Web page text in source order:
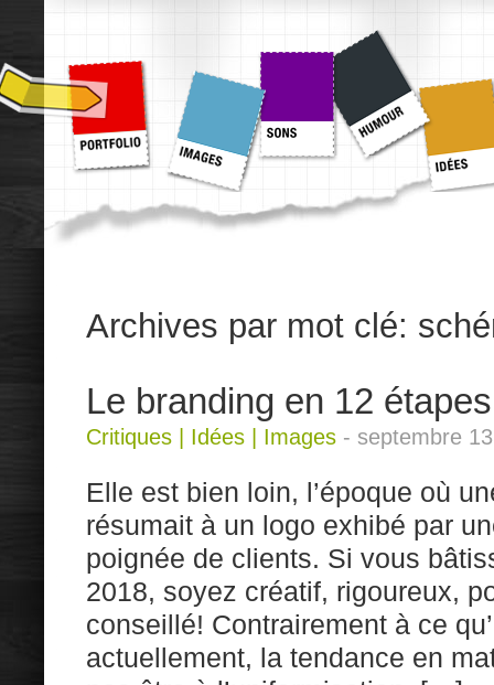
Archives par mot clé:
Le branding en 12
Critiques Idées Images - septembre
Elle est bien loin, l’époque où
résumait à un logo exhibé par
poignée de clients. Si vous
2018, soyez créatif, rigoureux,
conseillé! Contrairement à ce
actuellement, la tendance en